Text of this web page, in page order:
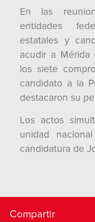
En las
entidades
estatales y
acudir a Mérida
los siete
candidato a la
destacaron su
Los actos
unidad
candidatura de
Compartir